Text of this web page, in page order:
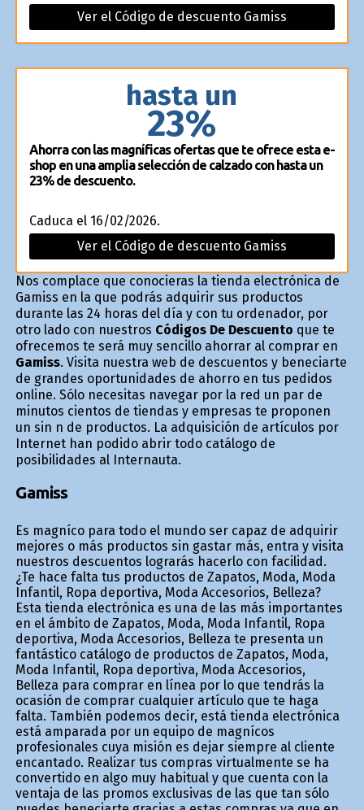
Ver el Código de descuento Gamiss
hasta un
23%
Ahorra con las magníficas ofertas que te ofrece esta e-
shop en una amplia selección de calzado con hasta un
23% de descuento.
Caduca el 16/02/2026.
Ver el Código de descuento Gamiss
Nos complace que conocieras la tienda electrónica de
Gamiss en la que podrás adquirir sus productos
durante las 24 horas del día y con tu ordenador, por
otro lado con nuestros Códigos De Descuento que te
ofrecemos te será muy sencillo ahorrar al comprar en
Gamiss. Visita nuestra web de descuentos y beneficiarte
de grandes oportunidades de ahorro en tus pedidos
online. Sólo necesitas navegar por la red un par de
minutos cientos de tiendas y empresas te proponen
un sin fin de productos. La adquisición de artículos por
Internet han podido abrir todo catálogo de
posibilidades al Internauta.
Gamiss
Es magnífico para todo el mundo ser capaz de adquirir
mejores o más productos sin gastar más, entra y visita
nuestros descuentos lograrás hacerlo con facilidad.
¿Te hace falta tus productos de Zapatos, Moda, Moda
Infantil, Ropa deportiva, Moda Accesorios, Belleza?
Esta tienda electrónica es una de las más importantes
en el ámbito de Zapatos, Moda, Moda Infantil, Ropa
deportiva, Moda Accesorios, Belleza te presenta un
fantástico catálogo de productos de Zapatos, Moda,
Moda Infantil, Ropa deportiva, Moda Accesorios,
Belleza para comprar en línea por lo que tendrás la
ocasión de comprar cualquier artículo que te haga
falta. También podemos decir, está tienda electrónica
está amparada por un equipo de magníficos
profesionales cuya misión es dejar siempre al cliente
encantado. Realizar tus compras virtualmente se ha
convertido en algo muy habitual y que cuenta con la
ventaja de las promos exclusivas de las que tan sólo